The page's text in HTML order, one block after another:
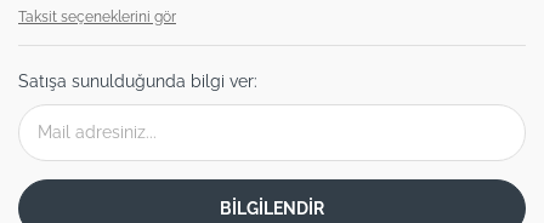
Taksit seçeneklerini gör
Satışa sunulduğunda bilgi ver:
BİLGİLENDİR